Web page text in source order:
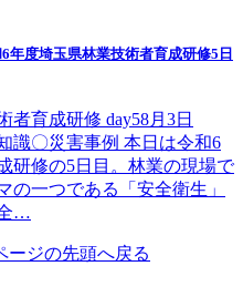
度埼玉県林業技術者育成研修5日
者育成研修 day58月3日
識〇災害事例 本日は令和6
研修の5日目。林業の現場で
の一つである「安全衛生」
…
ージの先頭へ戻る